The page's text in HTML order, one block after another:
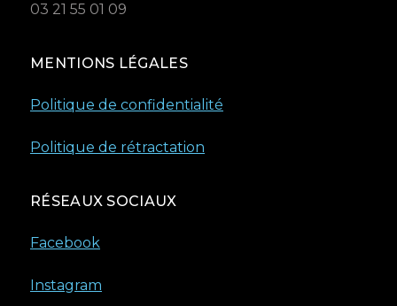
03 21 55 01 09
MENTIONS LÉGALES
Politique de confidentialité
Politique de rétractation
RÉSEAUX SOCIAUX
Facebook
Instagram